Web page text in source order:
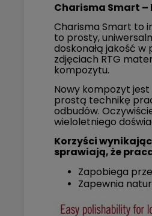
Charisma Smart –
Charisma Smart to
to prosty,
doskonałą jakość
zdjęciach RTG
kompozytu.
Nowy kompozyt jest
prostą technikę
odbudów.
wieloletniego
Korzyści
sprawiają, że
Zapobiega
Zapewnia